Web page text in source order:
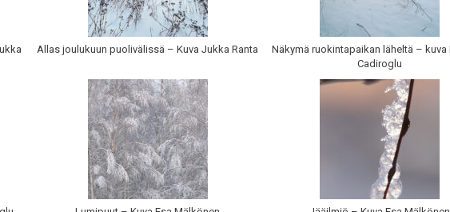
Allas joulukuun puolivälissä – Kuva Jukka Ranta
Näkymä ruokintapaikan läheltä – kuva
Cadiroglu